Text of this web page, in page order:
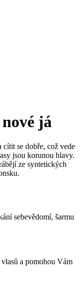
já
se dobře, což vede
jsou korunou hlavy.
ze syntetických
sebevědomí, šarmu
a pomohou Vám